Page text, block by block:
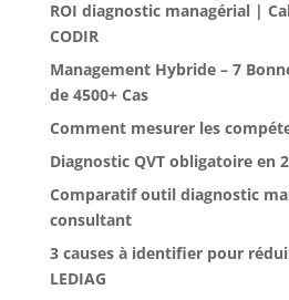
ROI diagnostic managérial |
CODIR
Management Hybride – 7
de 4500+ Cas
Comment mesurer les
Diagnostic QVT obligatoire en
Comparatif outil diagnostic
consultant
3 causes à identifier pour
LEDIAG